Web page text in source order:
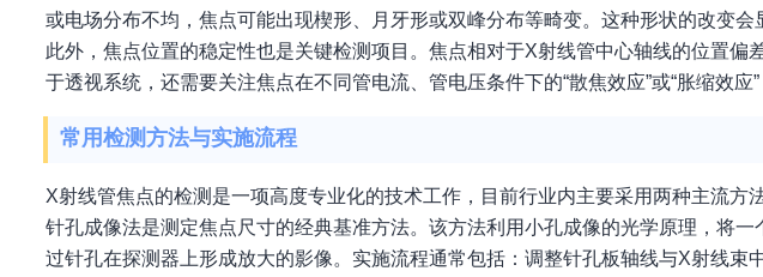
或电场分布不均，焦点可能出现楔形、月牙形或双峰分布等畸变。这种形状的改变会
此外，焦点位置的稳定性也是关键检测项目。焦点相对于X射线管中心轴线的位置
于透视系统，还需要关注焦点在不同管电流、管电压条件下的“散焦效应”或“胀缩效应
常用检测方法与实施流程
X射线管焦点的检测是一项高度专业化的技术工作，目前行业内主要采用两种主流方
针孔成像法是测定焦点尺寸的经典基准方法。该方法利用小孔成像的光学原理，将
过针孔在探测器上形成放大的影像。实施流程通常包括：调整针孔板轴线与X射线